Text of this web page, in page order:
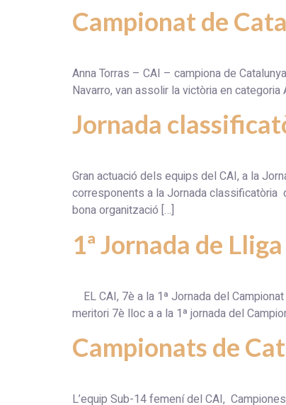
Campionat de
Anna Torras – CAI – campiona de
Navarro, van assolir la victòria en
Jornada
Gran actuació dels equips del CAI, a la
corresponents a la Jornada classificatòria
bona organització […]
1ª Jornada de
EL CAI, 7è a la 1ª Jornada del
meritori 7è lloc a a la 1ª jornada del
Campionats de
L’equip Sub-14 femení del CAI,